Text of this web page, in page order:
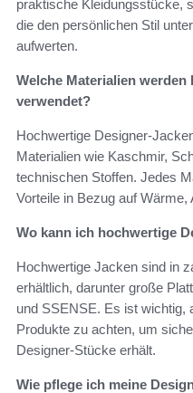
praktische Kleidungsstücke,
die den persönlichen Stil
aufwerten.
Welche Materialien
verwendet?
Hochwertige Designer-
Materialien wie Kaschmir,
technischen Stoffen. Jedes
Vorteile in Bezug auf
Wo kann ich hochwertige
Hochwertige Jacken sind in
erhältlich, darunter große
und SSENSE. Es ist wichtig,
Produkte zu achten, um
Designer-Stücke erhält.
Wie pflege ich meine